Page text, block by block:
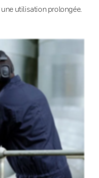
utilisation prolongée.